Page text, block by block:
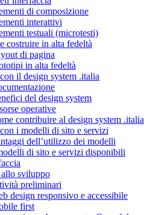
di composizione
interattivi
testuali (microtesti)
costruire in alta fedeltà
di pagina
in alta fedeltà
il design system .italia
del design system
operative
contribuire al design system .italia
i modelli di sito e servizi
dell’utilizzo dei modelli
di sito e servizi disponibili
sviluppo
preliminari
design responsivo e accessibile
first